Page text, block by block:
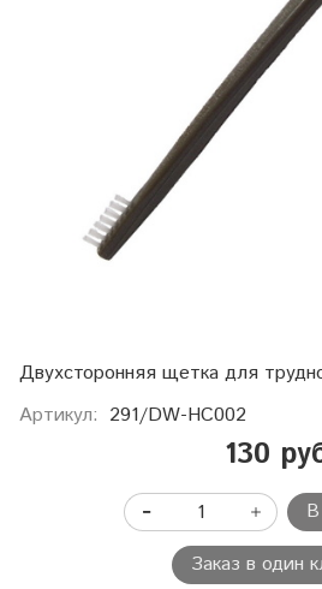
Двухсторонняя щетка для
Артикул: 291/DW-HC002
130
Заказ в один